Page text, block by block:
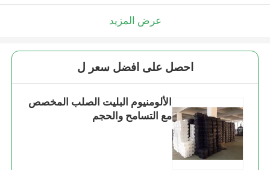
عرض المزيد
احصل على افضل سعر ل
الألومنيوم البليت الصلب المخصص
مع التسامح والحجم